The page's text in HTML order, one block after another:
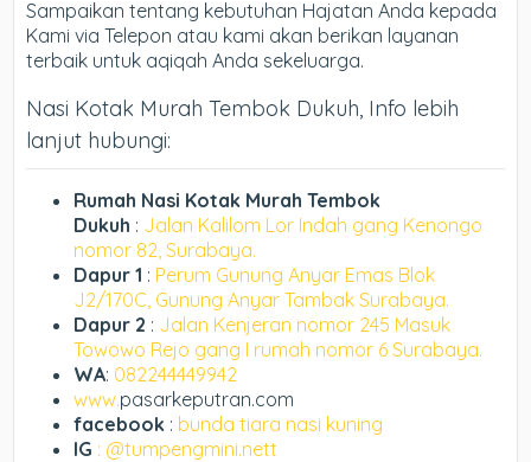
Sampaikan tentang kebutuhan Hajatan Anda kepada
Kami via Telepon atau kami akan berikan layanan
terbaik untuk aqiqah Anda sekeluarga.
Nasi Kotak Murah Tembok Dukuh, Info lebih
lanjut hubungi:
Rumah Nasi Kotak Murah Tembok
Dukuh : Jalan Kalilom Lor Indah gang Kenongo
nomor 82, Surabaya.
Dapur 1 : Perum Gunung Anyar Emas Blok
J2/170C, Gunung Anyar Tambak Surabaya.
Dapur 2 : Jalan Kenjeran nomor 245 Masuk
Towowo Rejo gang I rumah nomor 6 Surabaya.
WA: 082244449942
www.pasarkeputran.com
facebook : bunda tiara nasi kuning
IG : @tumpengmini.nett